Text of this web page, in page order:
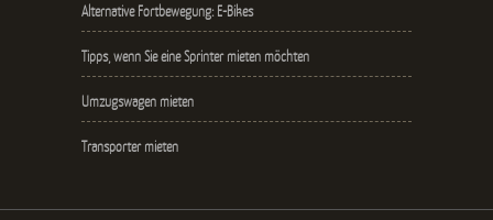
Alternative Fortbewegung: E-Bikes
Tipps, wenn Sie eine Sprinter mieten möchten
Umzugswagen mieten
Transporter mieten